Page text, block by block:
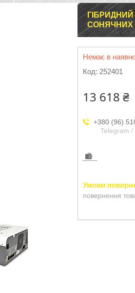
ГІБРИДНИЙ
СОНЯЧНИХ
Немає в
Код: 252401
13 618 ₴
+380 (96)
Telegram /
повернення